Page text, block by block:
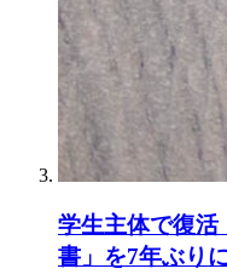
学生主体で復活
書」を7年ぶり